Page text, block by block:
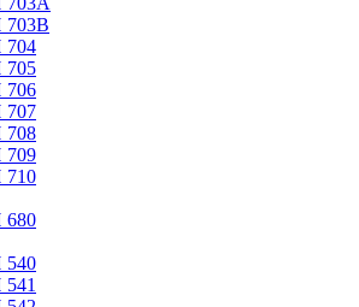
703B
704
705
706
707
708
709
710
680
540
541